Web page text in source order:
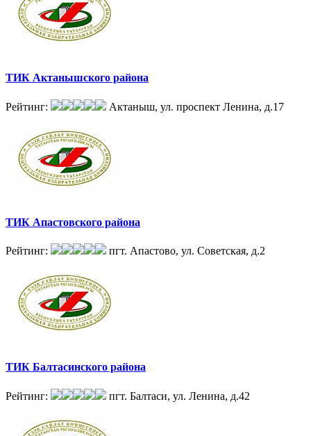
ТИК Актанышского района
Рейтинг: Актаныш, ул. проспект Ленина, д.17
ТИК Апастовского района
Рейтинг: пгт. Апастово, ул. Советская, д.2
ТИК Балтасинского района
Рейтинг: пгт. Балтаси, ул. Ленина, д.42